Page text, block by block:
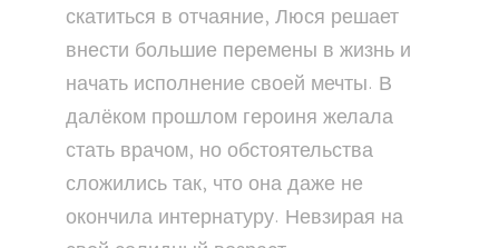
скатиться в отчаяние, Люся решает
внести большие перемены в жизнь и
начать исполнение своей мечты. В
далёком прошлом героиня желала
стать врачом, но обстоятельства
сложились так, что она даже не
окончила интернатуру. Невзирая на